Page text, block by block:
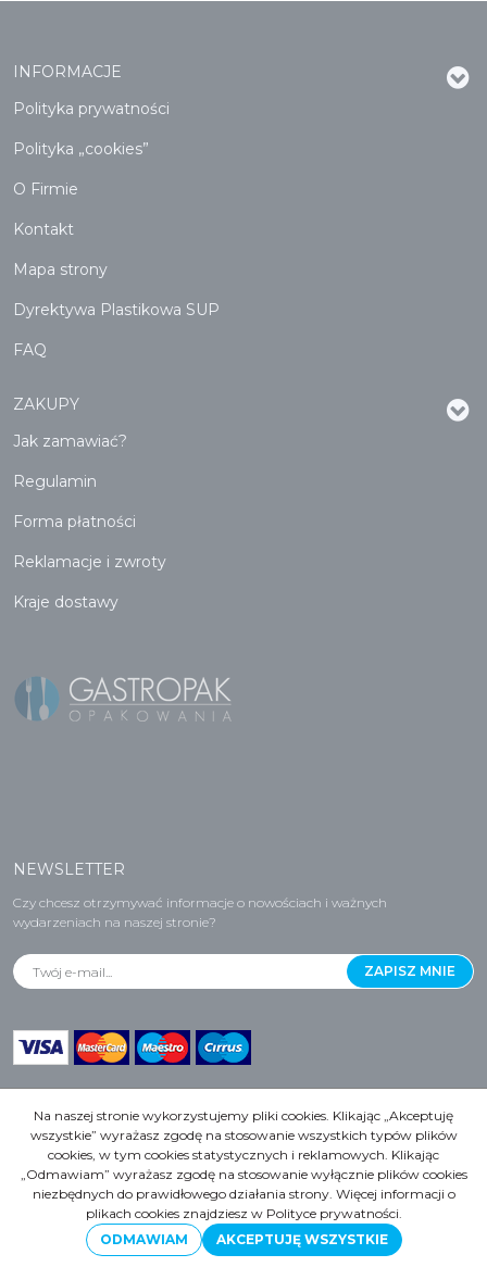
INFORMACJE
Polityka prywatności
Polityka „cookies”
O Firmie
Kontakt
Mapa strony
Dyrektywa Plastikowa SUP
FAQ
ZAKUPY
Jak zamawiać?
Regulamin
Forma płatności
Reklamacje i zwroty
Kraje dostawy
NEWSLETTER
Czy chcesz otrzymywać informacje o nowościach i ważnych
wydarzeniach na naszej stronie?
Copyrights by GASTROPAK, 2021r. Wszelkie prawa zastrzeżone.
InfoSerwis-oprogramowanie sklepu internetowego
Na naszej stronie wykorzystujemy pliki cookies. Klikając „Akceptuję
wszystkie” wyrażasz zgodę na stosowanie wszystkich typów plików
cookies, w tym cookies statystycznych i reklamowych. Klikając
„Odmawiam” wyrażasz zgodę na stosowanie wyłącznie plików cookies
niezbędnych do prawidłowego działania strony. Więcej informacji o
plikach cookies znajdziesz w Polityce prywatności.
ODMAWIAM
AKCEPTUJĘ WSZYSTKIE